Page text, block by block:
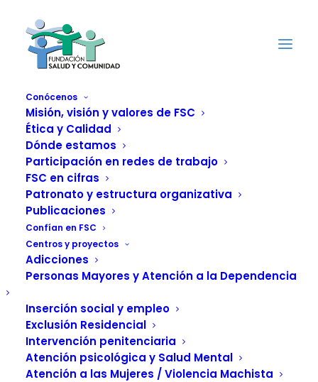
Conócenos
Misión, visión y valores de FSC
Ética y Calidad
Dónde estamos
Participación en redes de trabajo
FSC en cifras
Patronato y estructura organizativa
Publicaciones
Confían en FSC
Centros y proyectos
Adicciones
Personas Mayores y Atención a la Dependencia
Inserción social y empleo
Exclusión Residencial
Intervención penitenciaria
Atención psicológica y Salud Mental
Atención a las Mujeres / Violencia Machista
Administraciones
deben 800 millones
a la patronal de
centros para
dependientes
12 SEPTIEMBRE, 2012 | INATENCIÓN A LA DEPENDENCIA
FUNDACIÓN SALUD Y COMUNIDAD